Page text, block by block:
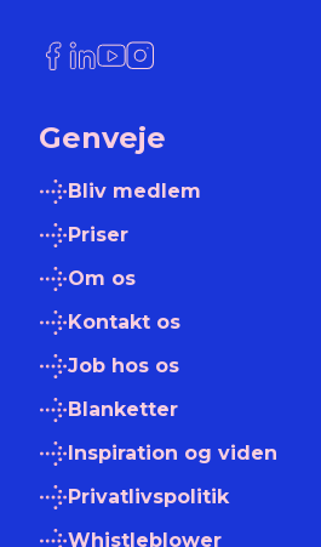
Link til Facebook
Link til LinkedIn
Link til YouTube
Link til Instagram
Genveje
Bliv medlem
Priser
Om os
Kontakt os
Job hos os
Blanketter
Inspiration og viden
Privatlivspolitik
Whistleblower